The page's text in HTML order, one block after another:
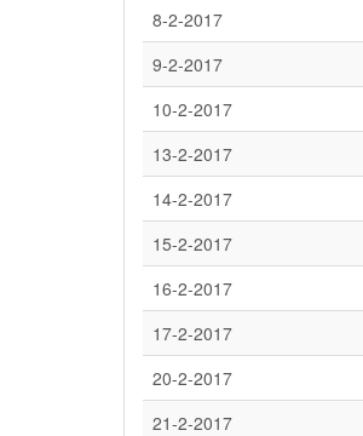
8-2-2017
9-2-2017
10-2-2017
13-2-2017
14-2-2017
15-2-2017
16-2-2017
17-2-2017
20-2-2017
21-2-2017